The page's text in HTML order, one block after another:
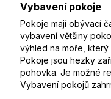
Vybavení pokoje
Pokoje mají obývací
vybavení většiny
výhled na moře, který
Pokoje jsou hezky
pohovka. Je možné
Vybavení pokojů